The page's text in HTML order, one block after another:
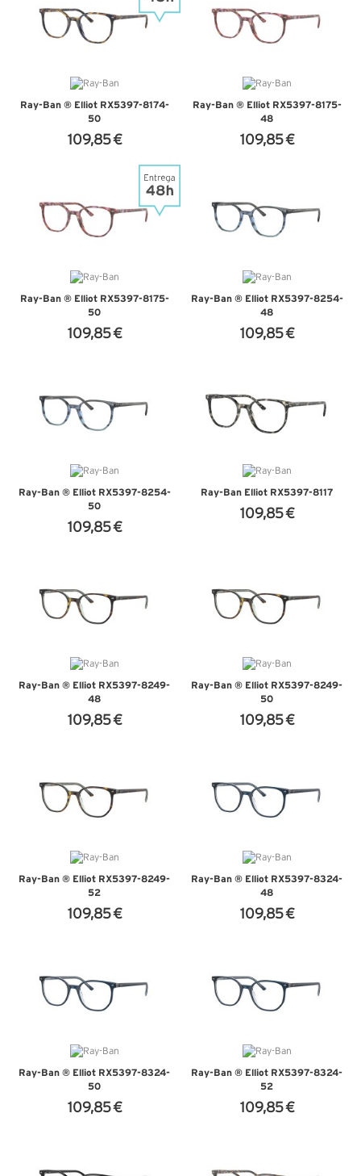
Ray-Ban ® Elliot RX5397-8174-
50
109,85 €
Ray-Ban ® Elliot RX5397-8175-
48
109,85 €
Ray-Ban ® Elliot RX5397-8175-
50
109,85 €
Ray-Ban ® Elliot RX5397-8254-
48
109,85 €
Ray-Ban ® Elliot RX5397-8254-
50
109,85 €
Ray-Ban Elliot RX5397-8117
109,85 €
Ray-Ban ® Elliot RX5397-8249-
48
109,85 €
Ray-Ban ® Elliot RX5397-8249-
50
109,85 €
Ray-Ban ® Elliot RX5397-8249-
52
109,85 €
Ray-Ban ® Elliot RX5397-8324-
48
109,85 €
Ray-Ban ® Elliot RX5397-8324-
50
109,85 €
Ray-Ban ® Elliot RX5397-8324-
52
109,85 €